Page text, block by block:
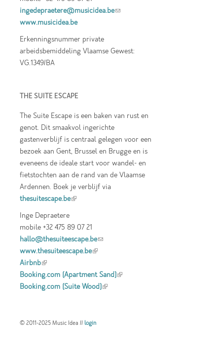
ingedepraetere@musicidea.be(link sends e-
www.musicidea.be
Erkenningsnummer private
arbeidsbemiddeling Vlaamse Gewest:
VG.1349/BA
THE SUITE ESCAPE
The Suite Escape is een baken van rust en
genot. Dit smaakvol ingerichte
gastenverblijf is centraal gelegen voor een
bezoek aan Gent, Brussel en Brugge en is
eveneens de ideale start voor wandel- en
fietstochten aan de rand van de Vlaamse
Ardennen. Boek je verblijf via
thesuitescape.be(link is external)
Inge Depraetere
mobile +32 475 89 07 21
hallo@thesuiteescape.be(link sends e-mail)
www.thesuiteescape.be(link is external)
Airbnb(link is external)
Booking.com (Apartment Sand)(link is
Booking.com (Suite Wood)(link is external)
© 2011-2025 Music Idea //login